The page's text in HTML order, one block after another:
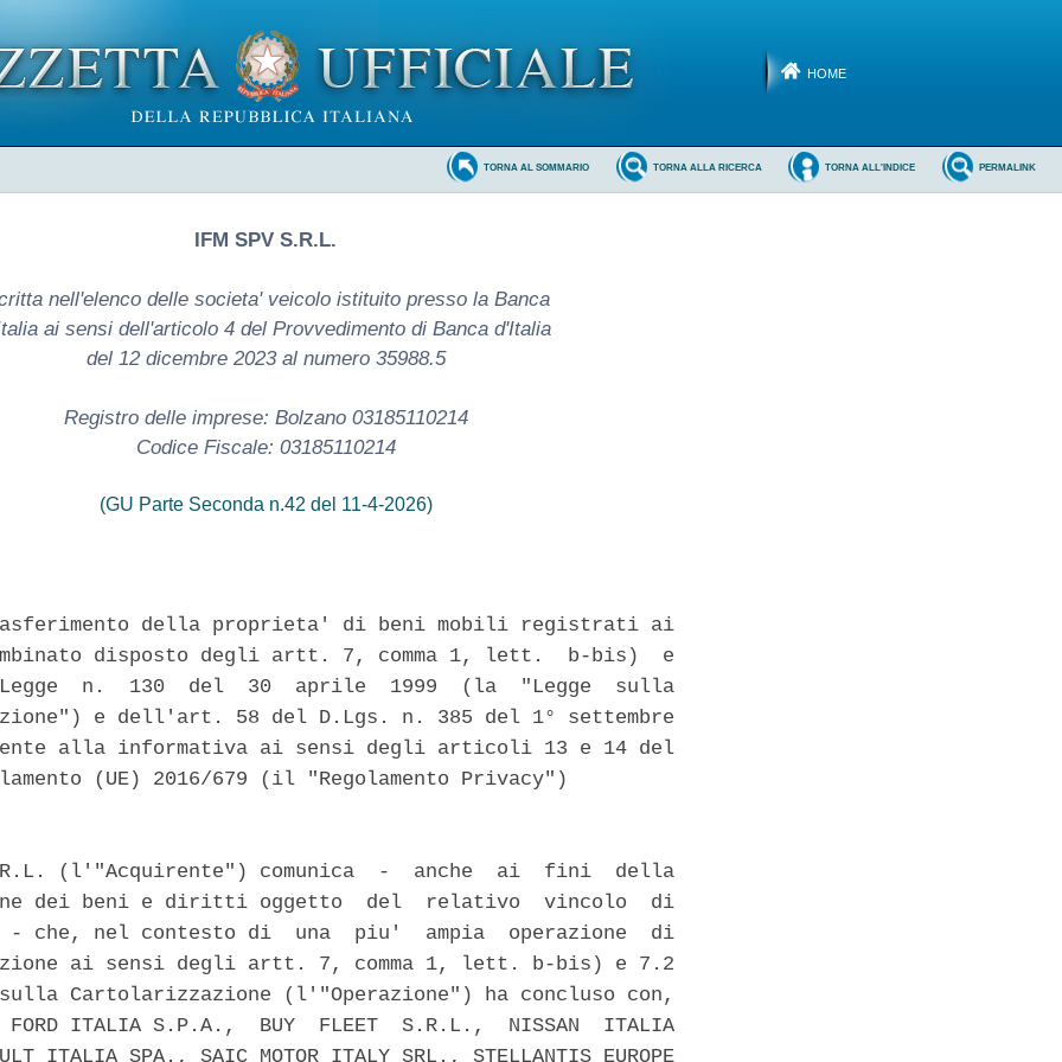
HOME
PERMALINK
TORNA ALL'INDICE
TORNA ALLA RICERCA
TORNA AL SOMMARIO
IFM SPV S.R.L.
nell'elenco delle societa' veicolo istituito presso la Banca
ai sensi dell'articolo 4 del Provvedimento di Banca d'Italia
del 12 dicembre 2023 al numero 35988.5
Registro delle imprese: Bolzano 03185110214
Codice Fiscale: 03185110214
(GU Parte Seconda n.42 del 11-4-2026)